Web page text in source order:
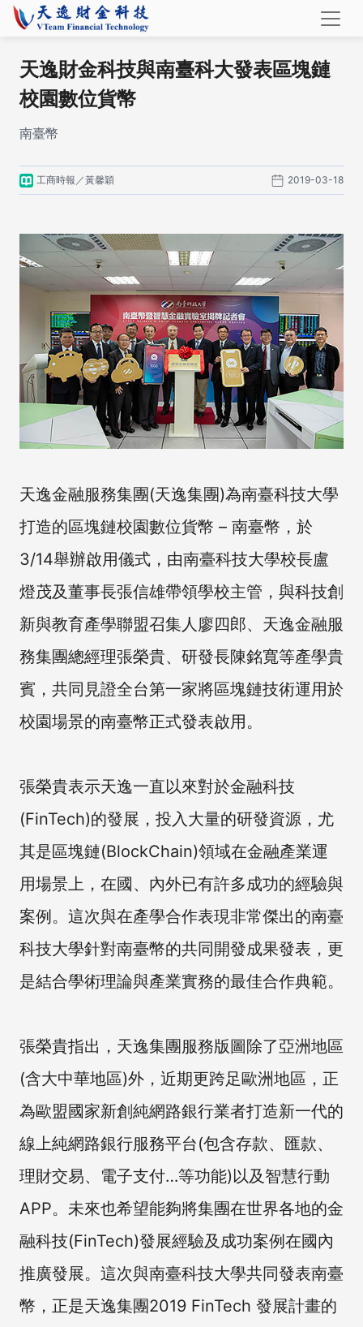
天逸財金科技與南臺科大發表區塊鏈
校園數位貨幣
南臺幣
工商時報／黃馨穎 2019-03-18
天逸金融服務集團(天逸集團)為南臺科技大學
打造的區塊鏈校園數位貨幣 – 南臺幣，於
3/14舉辦啟用儀式，由南臺科技大學校長盧
燈茂及董事長張信雄帶領學校主管，與科技創
新與教育產學聯盟召集人廖四郎、天逸金融服
務集團總經理張榮貴、研發長陳銘寬等產學貴
賓，共同見證全台第一家將區塊鏈技術運用於
校園場景的南臺幣正式發表啟用。
張榮貴表示天逸一直以來對於金融科技
(FinTech)的發展，投入大量的研發資源，尤
其是區塊鏈(BlockChain)領域在金融產業運
用場景上，在國、內外已有許多成功的經驗與
案例。這次與在產學合作表現非常傑出的南臺
科技大學針對南臺幣的共同開發成果發表，更
是結合學術理論與產業實務的最佳合作典範。
張榮貴指出，天逸集團服務版圖除了亞洲地區
(含大中華地區)外，近期更跨足歐洲地區，正
為歐盟國家新創純網路銀行業者打造新一代的
線上純網路銀行服務平台(包含存款、匯款、
理財交易、電子支付…等功能)以及智慧行動
APP。未來也希望能夠將集團在世界各地的金
融科技(FinTech)發展經驗及成功案例在國內
推廣發展。這次與南臺科技大學共同發表南臺
幣，正是天逸集團2019 FinTech 發展計畫的